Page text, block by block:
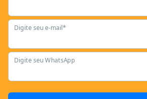
Digite seu e-mail*
Digite seu WhatsApp